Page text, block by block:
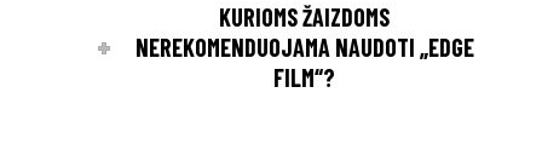
KURIOMS ŽAIZDOMS
NEREKOMENDUOJAMA NAUDOTI „EDGE
FILM“?